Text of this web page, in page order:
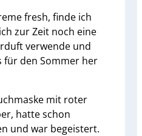
fresh, finde ich
zur Zeit noch eine
verwende und
für den Sommer her
mit roter
hatte schon
und war begeistert.